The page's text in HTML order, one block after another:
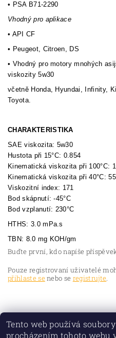
• PSA B71-2290
Vhodný pro aplikace
• API CF
• Peugeot, Citroen, DS
• Vhodný pro motory mnohých
viskozity 5w30
včetně Honda, Hyundai, Infinity,
Toyota.
CHARAKTERISTIKA
SAE viskozita: 5w30
Hustota při 15°C: 0.854
Kinematická viskozita při 100°C:
Kinematická viskozita při 40°C:
Viskozitní index: 171
Bod skápnutí: -45°C
Bod vzplanutí: 230°C
HTHS: 3.0 mPa.s
TBN: 8.0 mg KOH/gm
Buďte první, kdo napíše
Pouze registrovaní uživatelé
přihlaste senebo se registrujte.
Tento web používá
procházením tohoto webu